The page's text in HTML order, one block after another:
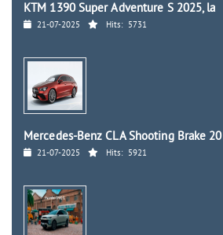
KTM 1390 Super Adventure S 2025, la
21-07-2025 Hits: 5731
Mercedes-Benz CLA Shooting Brake 20
21-07-2025 Hits: 5921